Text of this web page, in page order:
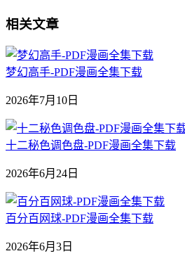
相关文章
梦幻高手-PDF漫画全集下载
2026年7月10日
十二秘色调色盘-PDF漫画全集下载
2026年6月24日
百分百网球-PDF漫画全集下载
2026年6月3日